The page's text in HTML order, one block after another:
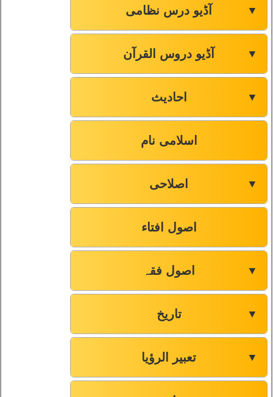
آڈیو درس نظامی ▼
آڈیو دروس القرآن ▼
احادیث ▼
اسلامی نام
اصلاحی ▼
اصول افتاء
اصول فقہ ▼
تاریخ ▼
تعبیر الرؤیا ▼